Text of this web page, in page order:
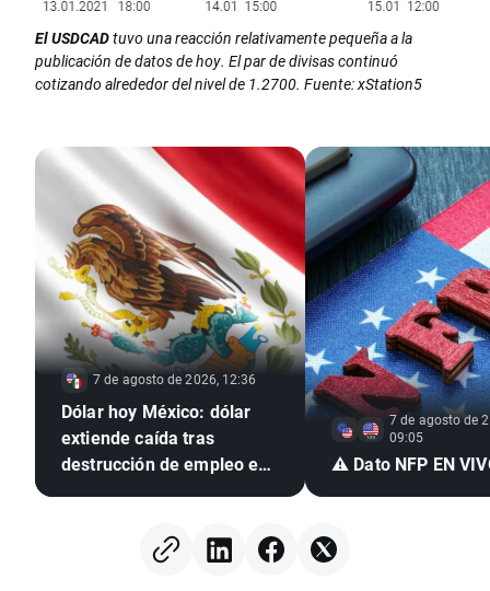
El USDCADtuvo una reacción relativamente pequeña a la
publicación de datos de hoy. El par de divisas continuó
cotizando alrededor del nivel de 1.2700. Fuente: xStation5
7 de agosto de 2026, 12:36
Dólar hoy México: dólar
extiende caída tras
destrucción de empleo en
7 de agosto de
09:05
⚠️ Dato NFP EN